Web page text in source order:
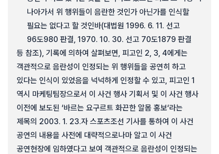
나아가서 위 행위들이 음란한 것인가 아닌가를 인식할
필요는 없다고 할 것인바(대법원 1996. 6. 11. 선고
96도980 판결, 1970. 10. 30. 선고 70도1879 판결
등 참조), 기록에 의하여 살펴보면, 피고인 2, 3, 4에게는
객관적으로 음란성이 인정되는 위 행위들을 공연히 하고
있다는 인식이 있었음을 넉넉하게 인정할 수 있고, 피고인 1
역시 마케팅팀장으로서 이 사건 행사 기획서 및 이 사건 행사
이전에 보도된 ‘바르는 요구르트 화끈한 알몸 홍보‘라는
제목의 2003. 1. 23.자 스포츠조선 기사를 통하여 이 사건
공연의 내용을 사전에 대략적으로나마 알고 이 사건
공연현장에 임하였다고 보여 객관적으로 음란성이 인정되는